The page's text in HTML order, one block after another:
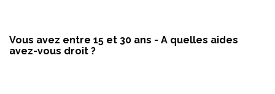
Vous avez entre 15 et 30 ans - A quelles aides
avez-vous droit ?